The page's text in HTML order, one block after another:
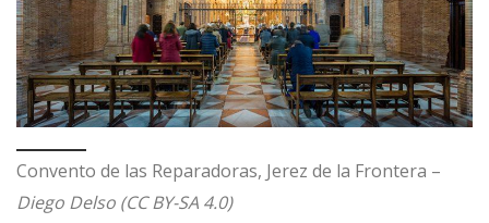
Convento de las Reparadoras, Jerez de la Frontera –
Diego Delso (CC BY-SA 4.0)